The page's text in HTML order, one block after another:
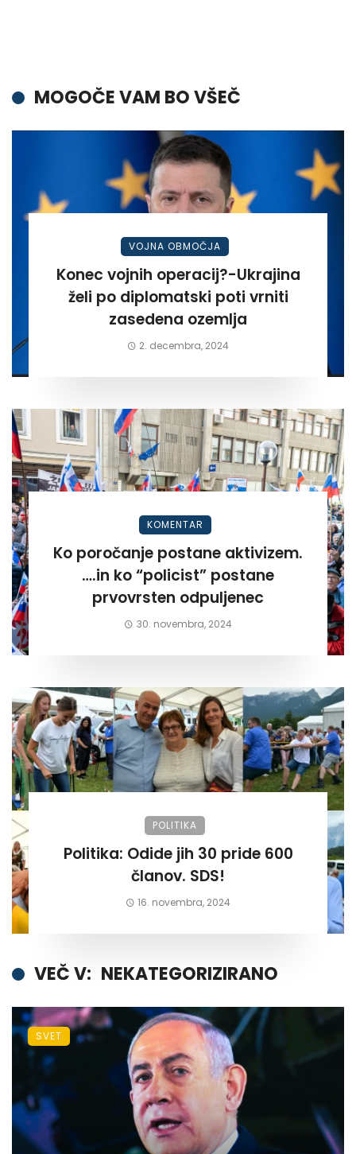
MOGOČE VAM BO VŠEČ
VOJNA OBMOČJA
Konec vojnih operacij?-Ukrajina
želi po diplomatski poti vrniti
zasedena ozemlja
2. decembra, 2024
KOMENTAR
Ko poročanje postane aktivizem.
….in ko “policist” postane
prvovrsten odpuljenec
30. novembra, 2024
POLITIKA
Politika: Odide jih 30 pride 600
članov. SDS!
16. novembra, 2024
VEČ V: NEKATEGORIZIRANO
SVET